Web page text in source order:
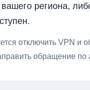
региона,
отключить VPN и
обращение по